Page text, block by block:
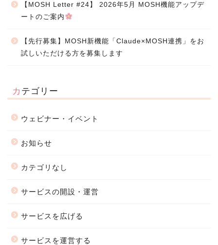
【MOSH Letter #24】 2026年5月 MOSH機能アップデ
ートのご案内
【先行募集】MOSH新機能「Claude×MOSH連携」をお
試しいただける方を募集します
カテゴリー
ウェビナー・イベント
お知らせ
カテゴリなし
サービスの開設・運営
サービスを広げる
サービスを運営する